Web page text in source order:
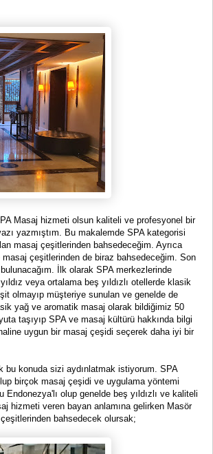
Masaj hizmeti olsun kaliteli ve profesyonel bir
yazmıştım. Bu makalemde SPA kategorisi
masaj çeşitlerinden bahsedeceğim. Ayrıca
çeşitlerinden de biraz bahsedeceğim. Son
İlk olarak SPA merkezlerinde
veya ortalama beş yıldızlı otellerde klasik
olmayıp müşteriye sunulan ve genelde de
yağ ve aromatik masaj olarak bildiğimiz 50
taşıyıp SPA ve masaj kültürü hakkında bilgi
uygun bir masaj çeşidi seçerek daha iyi bir
bu konuda sizi aydınlatmak istiyorum. SPA
birçok masaj çeşidi ve uygulama yöntemi
olup genelde beş yıldızlı ve kaliteli
hizmeti veren bayan anlamına gelirken Masör
bahsedecek olursak;